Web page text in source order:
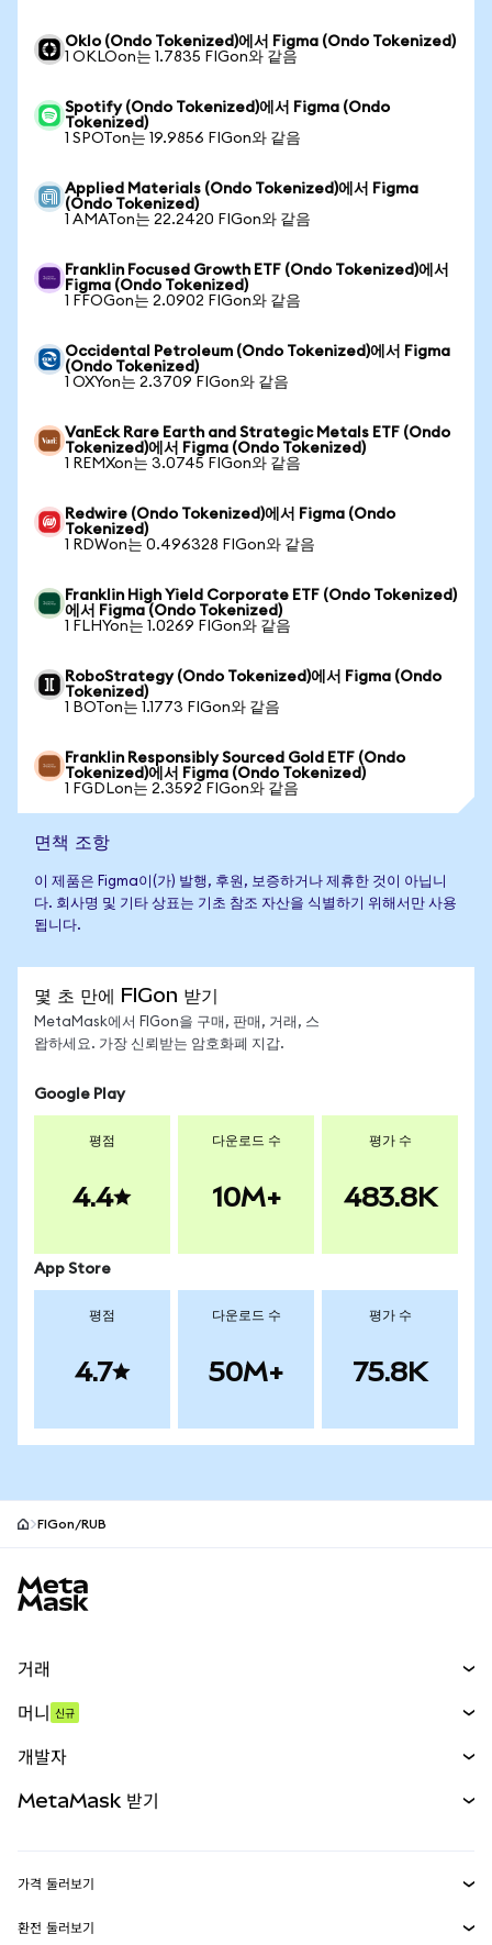
Oklo (Ondo Tokenized)에서 Figma (Ondo Tokenized)
1 OKLOon는 1.7835 FIGon와 같음
Spotify (Ondo Tokenized)에서 Figma (Ondo
Tokenized)
1 SPOTon는 19.9856 FIGon와 같음
Applied Materials (Ondo Tokenized)에서 Figma
(Ondo Tokenized)
1 AMATon는 22.2420 FIGon와 같음
Franklin Focused Growth ETF (Ondo Tokenized)에서
Figma (Ondo Tokenized)
1 FFOGon는 2.0902 FIGon와 같음
Occidental Petroleum (Ondo Tokenized)에서 Figma
(Ondo Tokenized)
1 OXYon는 2.3709 FIGon와 같음
VanEck Rare Earth and Strategic Metals ETF (Ondo
Tokenized)에서 Figma (Ondo Tokenized)
1 REMXon는 3.0745 FIGon와 같음
Redwire (Ondo Tokenized)에서 Figma (Ondo
Tokenized)
1 RDWon는 0.496328 FIGon와 같음
Franklin High Yield Corporate ETF (Ondo Tokenized)
에서 Figma (Ondo Tokenized)
1 FLHYon는 1.0269 FIGon와 같음
RoboStrategy (Ondo Tokenized)에서 Figma (Ondo
Tokenized)
1 BOTon는 1.1773 FIGon와 같음
Franklin Responsibly Sourced Gold ETF (Ondo
Tokenized)에서 Figma (Ondo Tokenized)
1 FGDLon는 2.3592 FIGon와 같음
면책 조항
이 제품은 Figma이(가) 발행, 후원, 보증하거나 제휴한 것이 아닙니
다. 회사명 및 기타 상표는 기초 참조 자산을 식별하기 위해서만 사용
됩니다.
몇 초 만에 FIGon 받기
MetaMask에서 FIGon을 구매, 판매, 거래, 스
왑하세요. 가장 신뢰받는 암호화폐 지갑.
Google Play
평점
4.4
다운로드 수
10M+
평가 수
483.8K
App Store
평점
4.7
다운로드 수
50M+
평가 수
75.8K
FIGon/RUB
거래
무기한 선물
실물자산
머니 신규
개발자
MetaMask Connect
MetaMask 받기
가격 둘러보기
이더리움 가격
환전 둘러보기